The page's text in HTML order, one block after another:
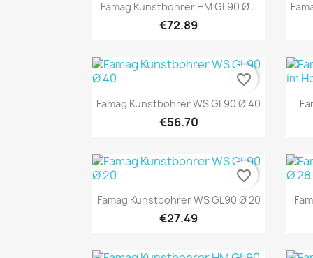
Quick view
Famag Kunstbohrer HM GL90 Ø...
€72.89
Quick view
Famag Kunstbohrer WS GL90 Ø 40
€56.70
favorite_border
Quick view
Famag Kunstbohrer WS GL90 Ø 20
€27.49
favorite_border